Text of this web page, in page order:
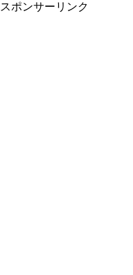
スポンサーリンク